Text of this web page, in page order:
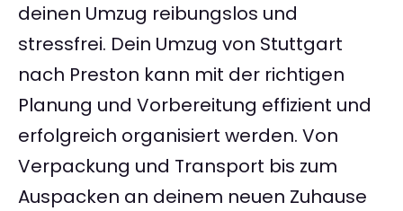
deinen Umzug reibungslos und
stressfrei. Dein Umzug von Stuttgart
nach Preston kann mit der richtigen
Planung und Vorbereitung effizient und
erfolgreich organisiert werden. Von
Verpackung und Transport bis zum
Auspacken an deinem neuen Zuhause